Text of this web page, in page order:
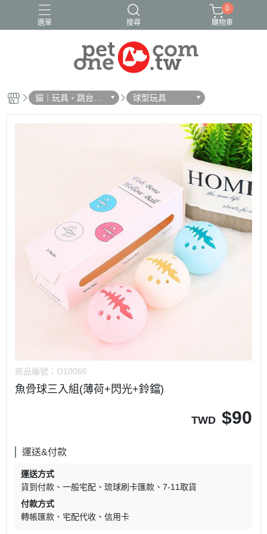
選單 搜尋
0
購物車
貓｜玩具・跳台・
抓板
球型玩具
商品編號： O10066
魚骨球三入組(薄荷+閃光+鈴鐺)
TWD $90
運送&付款
運送方式
貨到付款
一般宅配 琉球刷卡匯款
7-11取貨
付款方式
轉帳匯款
宅配代收 信用卡